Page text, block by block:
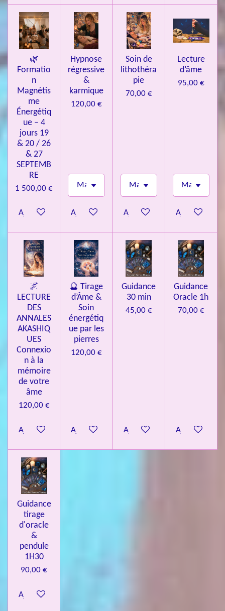
l
🌿
Formatio
n
Magnétis
me
Énergétiq
ue – 4
jours 19
& 20 / 26
& 27
SEPTEMB
RE
1 500,00 €
Ajouter au panier
Hypnose
régressive
&
karmique
120,00 €
Ajouter au panier
Soin de
lithothéra
pie
70,00 €
Ajouter au panier
Lecture
d’âme
95,00 €
Ajouter au
🌌
LECTURE
DES
ANNALES
AKASHIQ
UES
Connexio
n à la
mémoire
de votre
âme
120,00 €
Ajouter au panier
🔮 Tirage
d’Âme &
Soin
énergétiq
ue par les
pierres
120,00 €
Ajouter au panier
Guidance
30 min
45,00 €
Ajouter au panier
Guidance
Oracle 1h
70,00 €
Ajouter au
Guidance
tirage
d'oracle
&
pendule
1H30
90,00 €
Ajouter au panier